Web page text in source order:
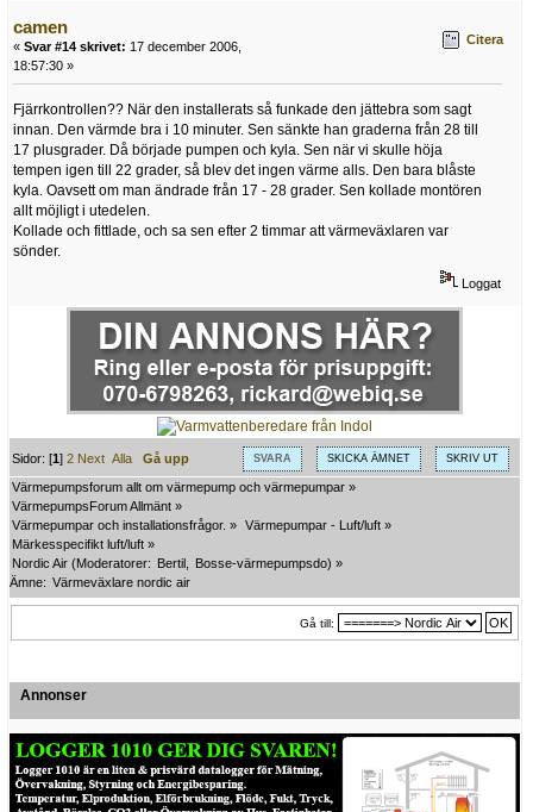
camen
« Svar #14 skrivet: 17 december 2006,
18:57:30 »
Citera
Fjärrkontrollen?? När den installerats så funkade den jättebra som sagt
innan. Den värmde bra i 10 minuter. Sen sänkte han graderna från 28 till
17 plusgrader. Då började pumpen och kyla. Sen när vi skulle höja
tempen igen till 22 grader, så blev det ingen värme alls. Den bara blåste
kyla. Oavsett om man ändrade från 17 - 28 grader. Sen kollade montören
allt möjligt i utedelen.
Kollade och fittlade, och sa sen efter 2 timmar att värmeväxlaren var
sönder.
Loggat
SVARA SKICKA ÄMNET SKRIV UT
Sidor: [1]2 Next Alla
Gå upp
Värmepumpsforum allt om värmepump och värmepumpar »
VärmepumpsForum Allmänt »
Värmepumpar och installationsfrågor. » Värmepumpar - Luft/luft »
Märkesspecifikt luft/luft »
Nordic Air (Moderatorer: Bertil Bosse-värmepumpsdo) »
Ämne: Värmeväxlare nordic air
Gå till:
Annonser